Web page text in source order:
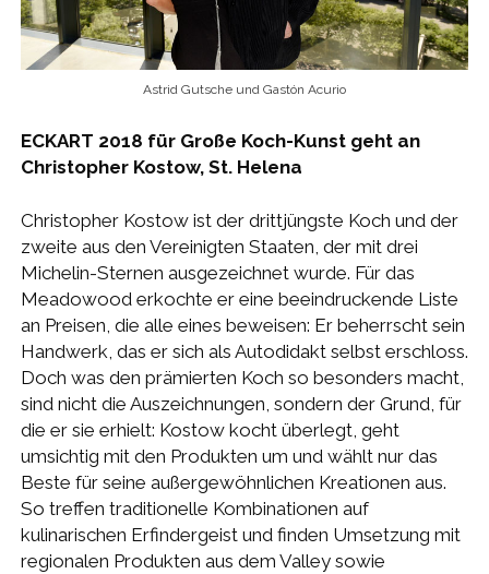
Astrid Gutsche und Gastón Acurio
ECKART 2018 für Große Koch-Kunst geht an
Christopher Kostow, St. Helena
Christopher Kostow ist der drittjüngste Koch und der
zweite aus den Vereinigten Staaten, der mit drei
Michelin-Sternen ausgezeichnet wurde. Für das
Meadowood erkochte er eine beeindruckende Liste
an Preisen, die alle eines beweisen: Er beherrscht sein
Handwerk, das er sich als Autodidakt selbst erschloss.
Doch was den prämierten Koch so besonders macht,
sind nicht die Auszeichnungen, sondern der Grund, für
die er sie erhielt: Kostow kocht überlegt, geht
umsichtig mit den Produkten um und wählt nur das
Beste für seine außergewöhnlichen Kreationen aus.
So treffen traditionelle Kombinationen auf
kulinarischen Erfindergeist und finden Umsetzung mit
regionalen Produkten aus dem Valley sowie